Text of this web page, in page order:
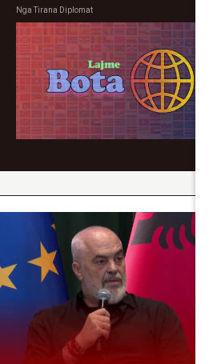
NgaTirana Diplomat